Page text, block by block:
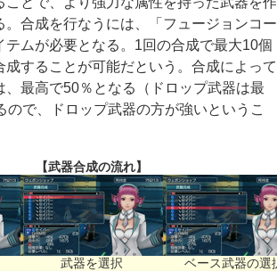
。合成を行なうには、「フュージョンコー
テムが必要となる。1回の合成で最大10個
成することが可能だという。合成によって
、最高で50％となる（ドロップ武器は最
ので、ドロップ武器の方が強いというこ
【武器合成の流れ】
武器を選択 ベース武器の選